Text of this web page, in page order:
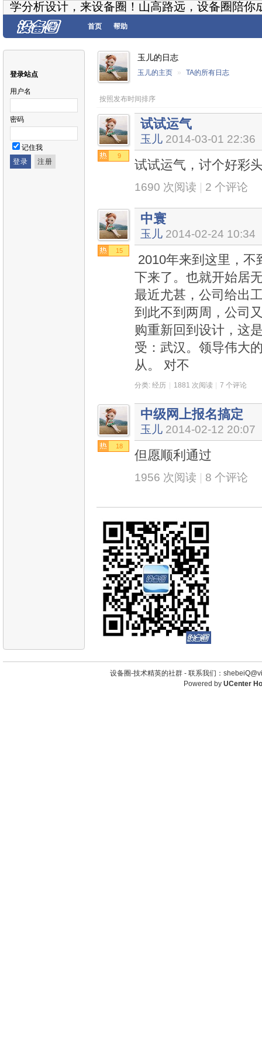
学分析设计，来设备圈！山高路远，设备圈陪你
首页 帮助
登录站点
用户名
密码
记住我
玉儿的日志
玉儿的主页 » TA的所有日志
按照发布时间排序
9
试试运气
玉儿 2014-03-01 22:36
试试运气，讨个好彩
1690 次阅读 2 个评论
15
中寰
玉儿 2014-02-24 10:34
2010年来到这里，
下来了。也就开始居
最近尤甚，公司给出
到此不到两周，公司
购重新回到设计，这
受：武汉。领导伟大
从。 对不
分类: 经历 1881 次阅读 7 个评论
18
中级网上报名搞定
玉儿 2014-02-12 20:07
但愿顺利通过
1956 次阅读 8 个评论
设备圈-技术精英的社群 - 联系我们：
Powered by UCenter